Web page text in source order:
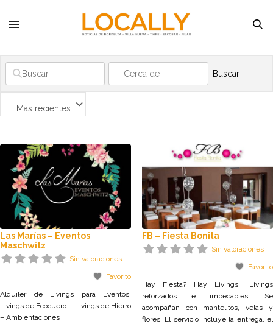
Buscar
Más recientes
Las Marías – Eventos
Maschwitz
Sin valoraciones
Favorito
Alquiler de Livings para Eventos.
Livings de Ecocuero – Livings de Hierro
– Ambientaciones
FB – Fiesta Bonita
Sin valoraciones
Favorito
Hay Fiesta? Hay Livings!. Livings
reforzados e impecables. Se
acompañan con mantelitos, velas y
flores. El servicio incluye la entrega, el